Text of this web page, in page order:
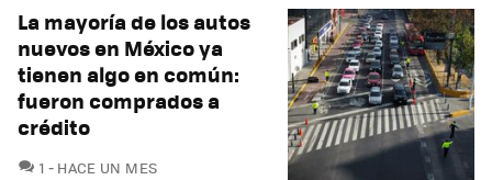
La mayoría de los autos
nuevos en México ya
tienen algo en común:
fueron comprados a
crédito
1 COMENTARIOS
HACE UN MES